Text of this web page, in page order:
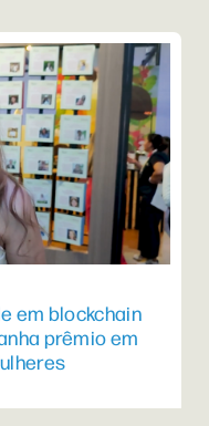
em blockchain
prêmio em